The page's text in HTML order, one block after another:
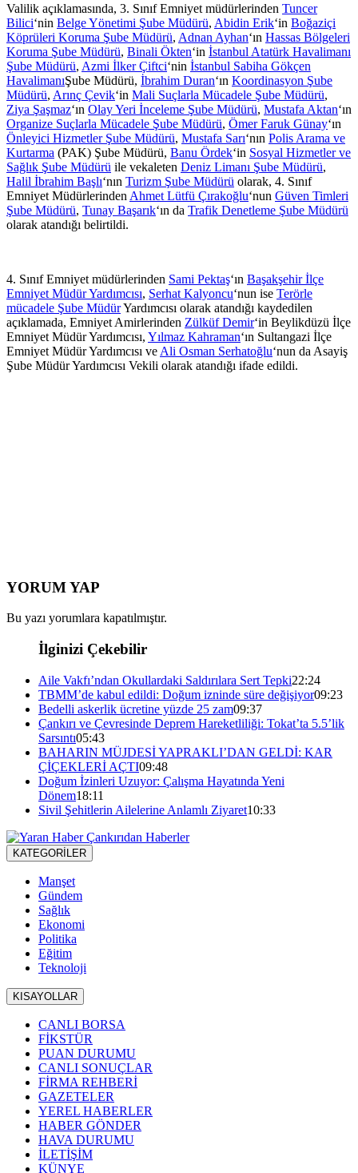
Valilik açıklamasında, 3. Sınıf Emniyet müdürlerinden Tuncer
Bilici‘nin Belge Yönetimi Şube Müdürü, Abidin Erik‘in Boğaziçi
Köprüleri Koruma Şube Müdürü, Adnan Ayhan‘ın Hassas Bölgeleri
Koruma Şube Müdürü, Binali Ökten‘in İstanbul Atatürk Havalimanı
Şube Müdürü, Azmi İlker Çiftci‘nin İstanbul Sabiha Gökçen
HavalimanıŞube Müdürü, İbrahim Duran‘ın Koordinasyon Şube
Müdürü, Arınç Çevik‘in Mali Suçlarla Mücadele Şube Müdürü,
Ziya Şaşmaz‘ın Olay Yeri İnceleme Şube Müdürü, Mustafa Aktan‘ın
Organize Suçlarla Mücadele Şube Müdürü, Ömer Faruk Günay‘ın
Önleyici Hizmetler Şube Müdürü, Mustafa Sarı‘nın Polis Arama ve
Kurtarma (PAK) Şube Müdürü, Banu Ördek‘in Sosyal Hizmetler ve
Sağlık Şube Müdürü ile vekaleten Deniz Limanı Şube Müdürü,
Halil İbrahim Başlı‘nın Turizm Şube Müdürü olarak, 4. Sınıf
Emniyet Müdürlerinden Ahmet Lütfü Çırakoğlu‘nun Güven Timleri
Şube Müdürü, Tunay Başarık‘ın da Trafik Denetleme Şube Müdürü
olarak atandığı belirtildi.
4. Sınıf Emniyet müdürlerinden Sami Pektaş‘ın Başakşehir İlçe
Emniyet Müdür Yardımcısı, Serhat Kalyoncu‘nun ise Terörle
mücadele Şube MüdürYardımcısı olarak atandığı kaydedilen
açıklamada, Emniyet Amirlerinden Zülküf Demir‘in Beylikdüzü İlçe
Emniyet Müdür Yardımcısı, Yılmaz Kahraman‘ın Sultangazi İlçe
Emniyet Müdür Yardımcısı ve Ali Osman Serhatoğlu‘nun da Asayiş
Şube Müdür Yardımcısı Vekili olarak atandığı ifade edildi.
YORUM YAP
Bu yazı yorumlara kapatılmıştır.
İlginizi Çekebilir
Aile Vakfı’ndan Okullardaki Saldırılara Sert Tepki22:24
TBMM’de kabul edildi: Doğum izninde süre değişiyor09:23
Bedelli askerlik ücretine yüzde 25 zam09:37
Çankırı ve Çevresinde Deprem Hareketliliği: Tokat’ta 5.5’lik
Sarsıntı05:43
BAHARIN MÜJDESİ YAPRAKLI’DAN GELDİ: KAR
ÇİÇEKLERİ AÇTI09:48
Doğum İzinleri Uzuyor: Çalışma Hayatında Yeni
Dönem18:11
Sivil Şehitlerin Ailelerine Anlamlı Ziyaret10:33
KATEGORİLER
Manşet
Gündem
Sağlık
Ekonomi
Politika
Eğitim
Teknoloji
KISAYOLLAR
CANLI BORSA
FİKSTÜR
PUAN DURUMU
CANLI SONUÇLAR
FİRMA REHBERİ
GAZETELER
YEREL HABERLER
HABER GÖNDER
HAVA DURUMU
İLETİŞİM
KÜNYE